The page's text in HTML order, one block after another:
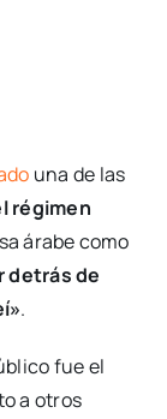
una de las
régimen
árabe como
detrás de
.
fue el
a otros